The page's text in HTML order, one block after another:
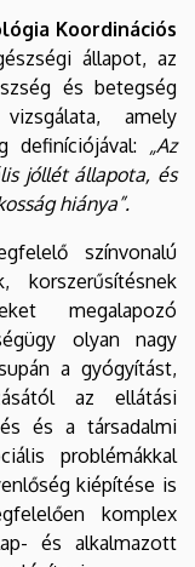
Koordinációs
állapot, az
és betegség
vizsgálata, amely
definíciójával: „Az
jóllét állapota, és
hiánya”.
színvonalú
korszerűsítésnek
megalapozó
olyan nagy
a gyógyítást,
az ellátási
és a társadalmi
problémákkal
kiépítése is
komplex
és alkalmazott